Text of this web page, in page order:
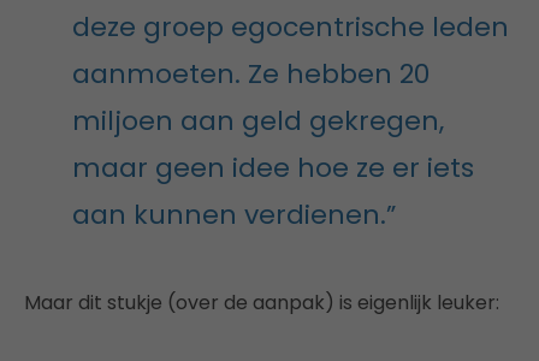
deze groep egocentrische leden
aanmoeten. Ze hebben 20
miljoen aan geld gekregen,
maar geen idee hoe ze er iets
aan kunnen verdienen.”
Maar dit stukje (over de aanpak) is eigenlijk leuker: